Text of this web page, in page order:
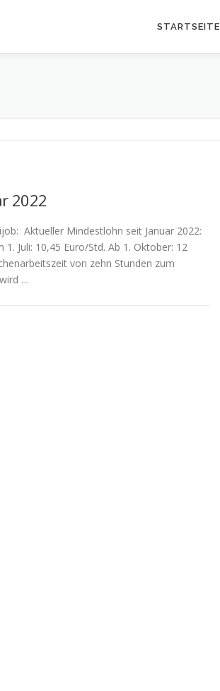
STARTSEITE
2022
Aktueller Mindestlohn seit Januar 2022:
Juli: 10,45 Euro/Std. Ab 1. Oktober: 12
von zehn Stunden zum
…